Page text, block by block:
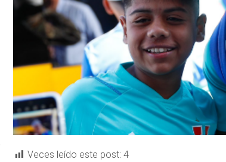
Veces leído este post: 4